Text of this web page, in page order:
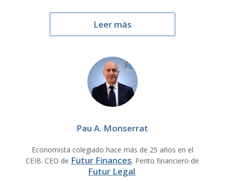
Leer más
Pau A. Monserrat
Economista colegiado hace más de 25 años en el
CEIB. CEO de Futur Finances. Perito financiero de
Futur Legal.